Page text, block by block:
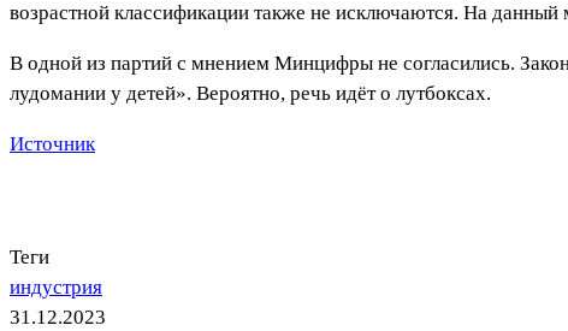
возрастной классификации также не исключаются. На
В одной из партий с мнением Минцифры не согласились.
лудомании у детей». Вероятно, речь идёт о лутбоксах.
Источник
Теги
индустрия
31.12.2023